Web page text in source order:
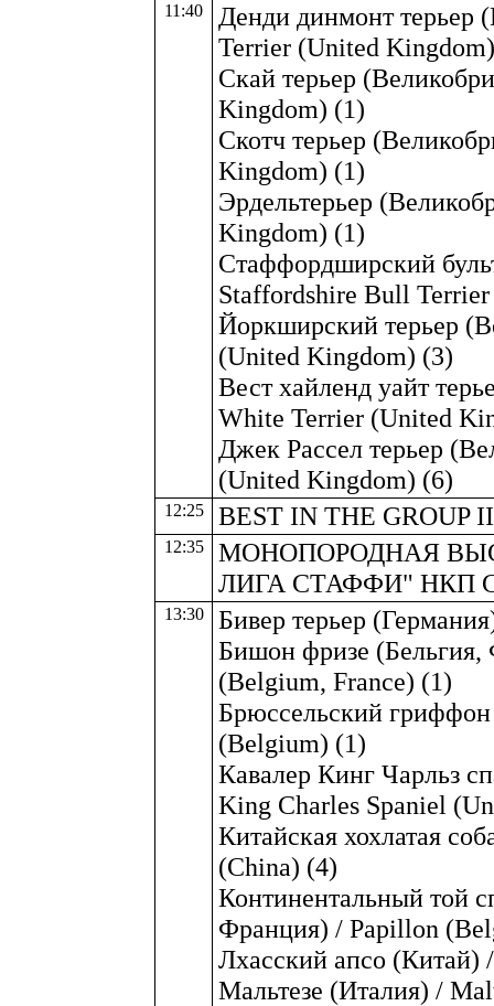
11:40
Денди динмонт терьер
Terrier (United
Скай терьер
Kingdom) (1)
Скотч терьер
Kingdom) (1)
Эрдельтерьер
Kingdom) (1)
Стаффордширский
Staffordshire Bull
Йоркширский терьер
(United Kingdom) (3)
Вест хайленд уайт
White Terrier (United
Джек Рассел терьер
(United Kingdom) (6)
12:25 BEST IN THE GROUP
12:35
МОНОПОРОДНАЯ
ЛИГА СТАФФИ" НКП
13:30
Бивер терьер
Бишон фризе
(Belgium, France) (1)
Брюссельский
(Belgium) (1)
Кавалер Кинг Чарльз
King Charles Spaniel
Китайская хохлатая
(China) (4)
Континентальный той
Франция) / Papillon
Лхасский апсо (Китай)
Мальтезе (Италия) /